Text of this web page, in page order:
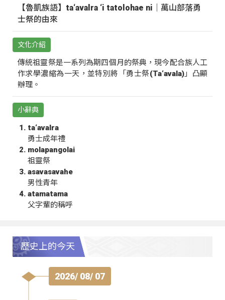
【魯凱族語】ta‘avalra ‘i tatolohae ni｜萬山部落勇
士祭的由來
文化介紹
傳統祖靈祭是一系列為期四個月的祭典，現今配合族人工
作求學濃縮為一天，並特別將「勇士祭(Ta‘avala)」凸顯
辦理。
小辭典
ta‘avalra
勇士成年禮
molapangolai
祖靈祭
asavasavahe
男性青年
atamatama
父字輩的稱呼
歷史上的今天
2026/ 08/ 07